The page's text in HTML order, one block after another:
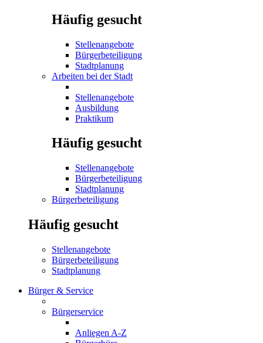
Häufig gesucht
Stellenangebote
Bürgerbeteiligung
Stadtplanung
Arbeiten bei der Stadt
Stellenangebote
Ausbildung
Praktikum
Häufig gesucht
Stellenangebote
Bürgerbeteiligung
Stadtplanung
Bürgerbeteiligung
Häufig gesucht
Stellenangebote
Bürgerbeteiligung
Stadtplanung
Bürger & Service
Bürgerservice
Anliegen A-Z